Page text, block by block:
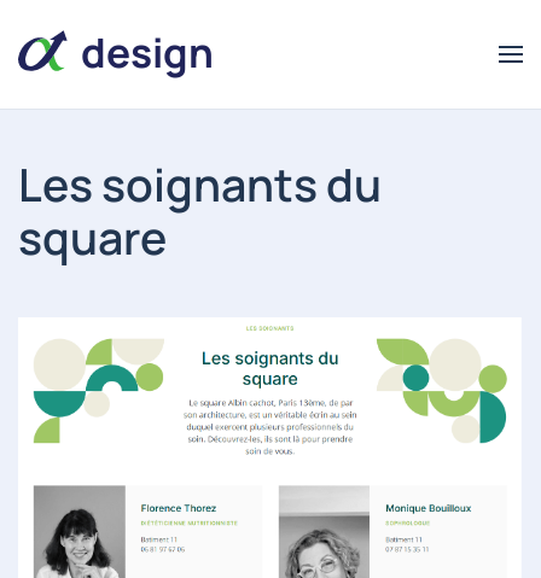
alpha
design
alpha
design
Les soignants du
square